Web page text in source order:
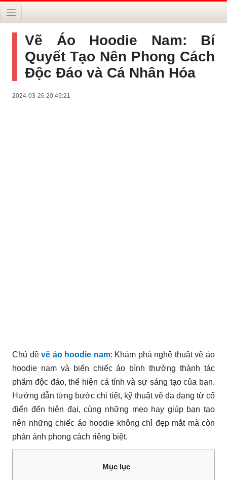
Vẽ Áo Hoodie Nam: Bí
Quyết Tạo Nên Phong Cách
Độc Đáo và Cá Nhân Hóa
2024-03-26 20:49:21
Chủ đềvẽ áo hoodie nam: Khám phá nghệ thuật vẽ áo
hoodie nam và biến chiếc áo bình thường thành tác
phẩm độc đáo, thể hiện cá tính và sự sáng tạo của bạn.
Hướng dẫn từng bước chi tiết, kỹ thuật vẽ đa dạng từ cổ
điển đến hiện đại, cùng những mẹo hay giúp bạn tạo
nên những chiếc áo hoodie không chỉ đẹp mắt mà còn
phản ánh phong cách riêng biệt.
Mục lục